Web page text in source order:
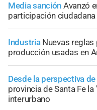
Media sanción Avanzó
participación
Industria Nuevas
producción usadas en
Desde la perspectiva
provincia de Santa Fe
interurbano